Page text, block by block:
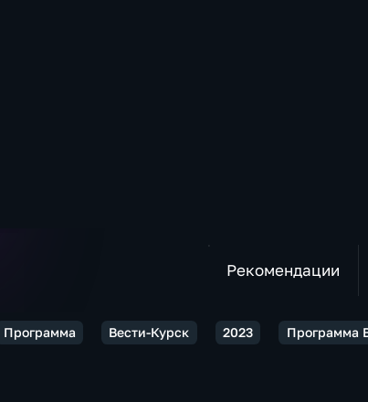
Рекомендации
Программа Вести-Курск 2023 Программа